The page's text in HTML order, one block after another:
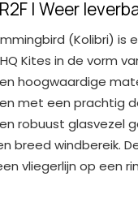
| Weer
(Kolibri)
Kites in de vorm
hoogwaardige
met een prachtig
robuust glasvezel
breed windbereik.
vliegerlijn op een